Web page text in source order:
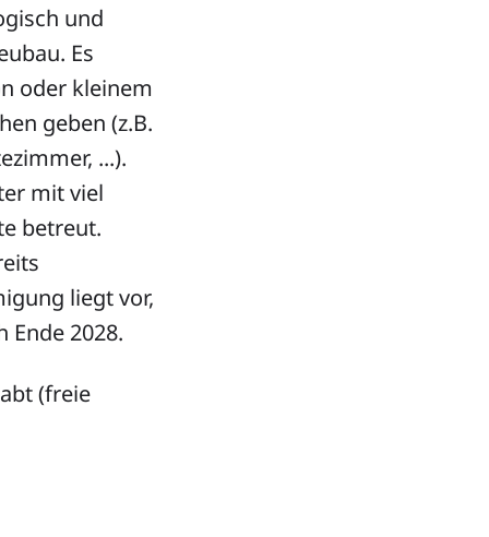
und
Es
oder kleinem
geben (z.B.
...).
mit viel
betreut.
liegt vor,
2028.
(freie